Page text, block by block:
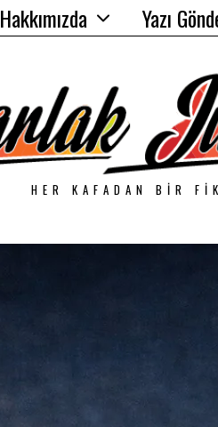
Hakkımızda Yazı
HER KAFADAN BIR